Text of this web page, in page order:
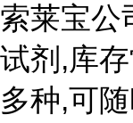
索莱宝公
试剂,库
多种,可